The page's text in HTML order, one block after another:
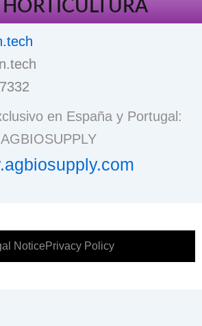
HORTICULTURA
en España y Portugal:
AGBIOSUPPLY
NoticePrivacy Policy